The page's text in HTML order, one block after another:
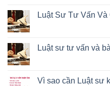
Luật Sư Tư Vấn Và
Luật sư tư vấn và
Vì sao cần Luật sư